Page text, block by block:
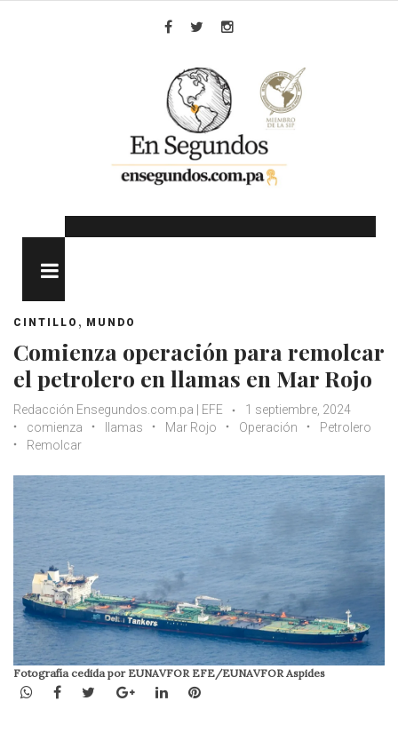
CINTILLO , MUNDO
Comienza operación para remolcar
el petrolero en llamas en Mar Rojo
Redacción Ensegundos.com.pa | EFE
1 septiembre, 2024
comienza
llamas Mar Rojo Operación
Petrolero
Remolcar
Fotografía cedida por EUNAVFOR EFE/EUNAVFOR Aspides
WhatsApp
Facebook
TwitterGoogle+LinkedInPinterest